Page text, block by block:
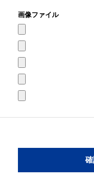
画像ファイル